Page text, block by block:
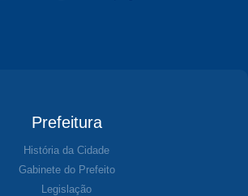
Prefeitura
História da Cidade
Gabinete do Prefeito
Legislação